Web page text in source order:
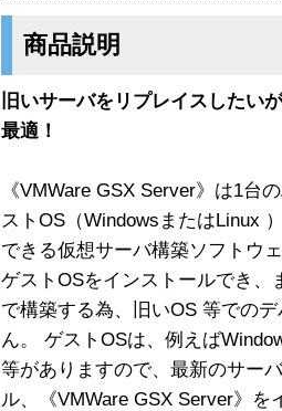
商品説明
旧いサーバをリプレイスしたい
最適！
《VMWare GSX Server》は1台
ストOS（WindowsまたはLinux
できる仮想サーバ構築ソフトウ
ゲストOSをインストールでき
で構築する為、旧いOS 等での
ん。 ゲストOSは、例えば
等がありますので、最新のサー
ル、《VMWare GSX Server》